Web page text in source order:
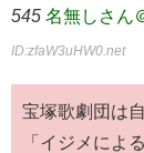
545 名無しさん
ID:zfaW3uHW0.net
宝塚歌劇団は
「イジメによ